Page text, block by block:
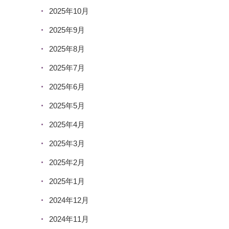
2025年10月
2025年9月
2025年8月
2025年7月
2025年6月
2025年5月
2025年4月
2025年3月
2025年2月
2025年1月
2024年12月
2024年11月